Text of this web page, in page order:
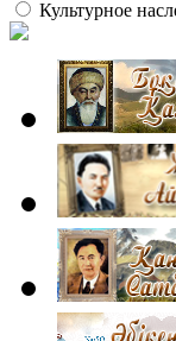
Культурное